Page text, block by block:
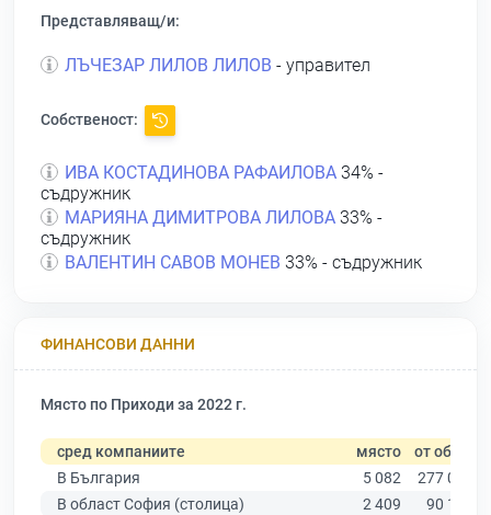
Представляващ/и:
ЛЪЧЕЗАР ЛИЛОВ ЛИЛОВ - управител
Собственост:
ИВА КОСТАДИНОВА РАФАИЛОВА 34% -
съдружник
МАРИЯНА ДИМИТРОВА ЛИЛОВА 33% -
съдружник
ВАЛЕНТИН САВОВ МОНЕВ 33% - съдружник
ФИНАНСОВИ ДАННИ
Място по Приходи за 2022 г.
сред компаниите място от общо
В България
5 082
277 019
В област София (столица)
2 409
90 178